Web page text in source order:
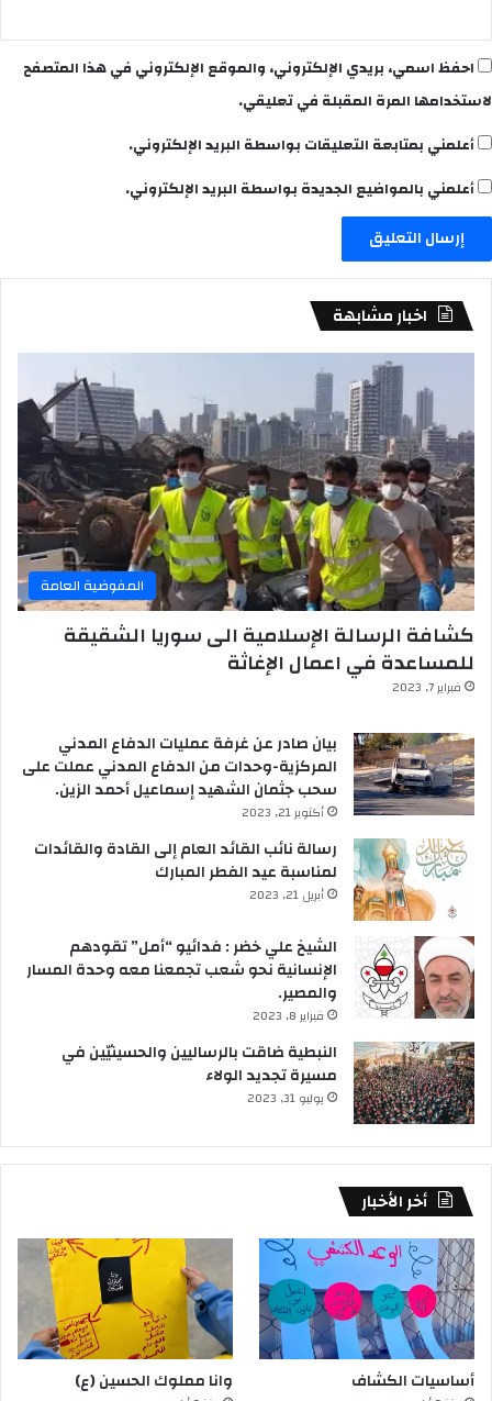
احفظ اسمي، بريدي الإلكتروني، والموقع الإلكتروني في هذا المتصفح
لاستخدامها المرة المقبلة في تعليقي.
أعلمني بمتابعة التعليقات بواسطة البريد الإلكتروني.
أعلمني بالمواضيع الجديدة بواسطة البريد الإلكتروني.
اخبار مشابهة
المفوضية العامة
كشافة الرسالة الإسلامية الى سوريا الشقيقة
للمساعدة في اعمال الإغاثة
فبراير 7, 2023
بيان صادر عن غرفة عمليات الدفاع المدني
المركزية-وحدات من الدفاع المدني عملت على
سحب جثمان الشهيد إسماعيل أحمد الزين.
أكتوبر 21, 2023
رسالة نائب القائد العام إلى القادة والقائدات
لمناسبة عيد الفطر المبارك
أبريل 21, 2023
الشيخ علي خضر : فدائيو “أمل” تقودهم
الإنسانية نحو شعب تجمعنا معه وحدة المسار
والمصير.
فبراير 8, 2023
النبطية ضاقت بالرساليين والحسينيّين في
مسيرة تجديد الولاء
يوليو 31, 2023
أخر الأخبار
أساسيات الكشاف وانا مملوك الحسين (ع)